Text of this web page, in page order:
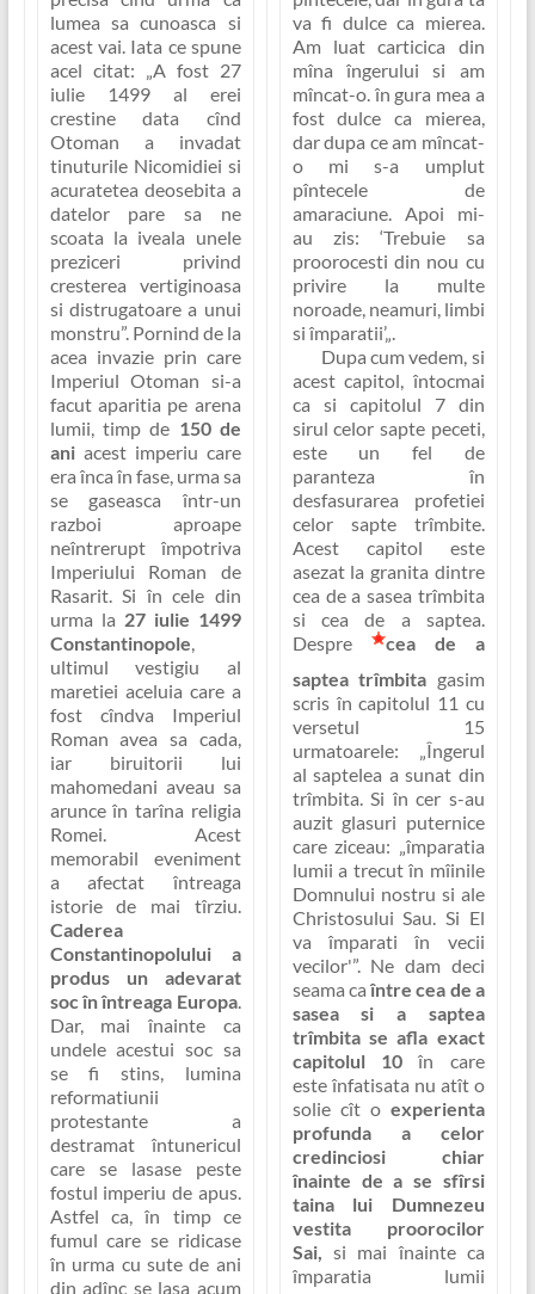
lumea sa cunoasca si
acest vai. Iata ce spune
acel citat: „A fost 27
iulie 1499 al erei
crestine data cînd
Otoman a invadat
tinuturile Nicomidiei si
acuratetea deosebita a
datelor pare sa ne
scoata la iveala unele
preziceri privind
cresterea vertiginoasa
si distrugatoare a unui
monstru”. Pornind de la
acea invazie prin care
Imperiul Otoman si-a
facut aparitia pe arena
lumii, timp de 150 de
aniacest imperiu care
era înca în fase, urma sa
se gaseasca într-un
razboi aproape
neîntrerupt împotriva
Imperiului Roman de
Rasarit. Si în cele din
urma la 27 iulie 1499
Constantinopole,
ultimul vestigiu al
maretiei aceluia care a
fost cîndva Imperiul
Roman avea sa cada,
iar biruitorii lui
mahomedani aveau sa
arunce în tarîna religia
Romei. Acest
memorabil eveniment
a afectat întreaga
istorie de mai tîrziu.
Caderea
Constantinopolului a
produs un adevarat
soc în întreaga Europa.
Dar, mai înainte ca
undele acestui soc sa
se fi stins, lumina
reformatiunii
protestante a
destramat întunericul
care se lasase peste
fostul imperiu de apus.
Astfel ca, în timp ce
fumul care se ridicase
în urma cu sute de ani
din adînc se lasa acum
va fi dulce ca mierea.
Am luat carticica din
mîna îngerului si am
mîncat-o. în gura mea a
fost dulce ca mierea,
dar dupa ce am mîncat-
o mi s-a umplut
pîntecele de
amaraciune. Apoi mi-
au zis:‘Trebuie sa
proorocesti din nou cu
privire la multe
noroade, neamuri, limbi
si împaratii’„.
Dupa cum vedem, si
acest capitol, întocmai
ca si capitolul 7 din
sirul celor sapte peceti,
este un fel de
paranteza în
desfasurarea profetiei
celor sapte trîmbite.
Acest capitol este
asezat la granita dintre
cea de a sasea trîmbita
si cea de a saptea.
Despre
cea de a
saptea trîmbita gasim
scris în capitolul 11 cu
versetul 15
urmatoarele: „Îngerul
al saptelea a sunat din
trîmbita. Si în cer s-au
auzit glasuri puternice
care ziceau: „împaratia
lumii a trecut în mîinile
Domnului nostru si ale
Christosului Sau. Si El
va împarati în vecii
vecilor'”. Ne dam deci
seama caîntre cea de a
sasea si a saptea
trîmbita se afla exact
capitolul 10 în care
este înfatisata nu atît o
solie cît o experienta
profunda a celor
credinciosi chiar
înainte de a se sfîrsi
taina lui Dumnezeu
vestita proorocilor
Sai, si mai înainte ca
împaratia lumii